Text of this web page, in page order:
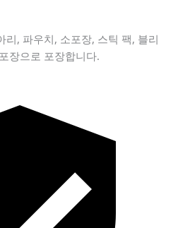
리, 파우치, 소포장, 스틱 팩, 블리
장으로 포장합니다.